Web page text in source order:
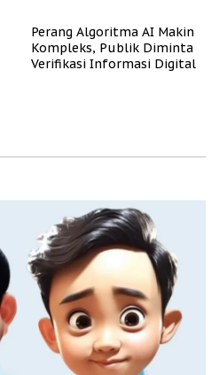
Perang Algoritma AI Makin
Kompleks, Publik Diminta
Verifikasi Informasi Digital